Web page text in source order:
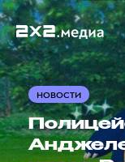
НОВОСТИ